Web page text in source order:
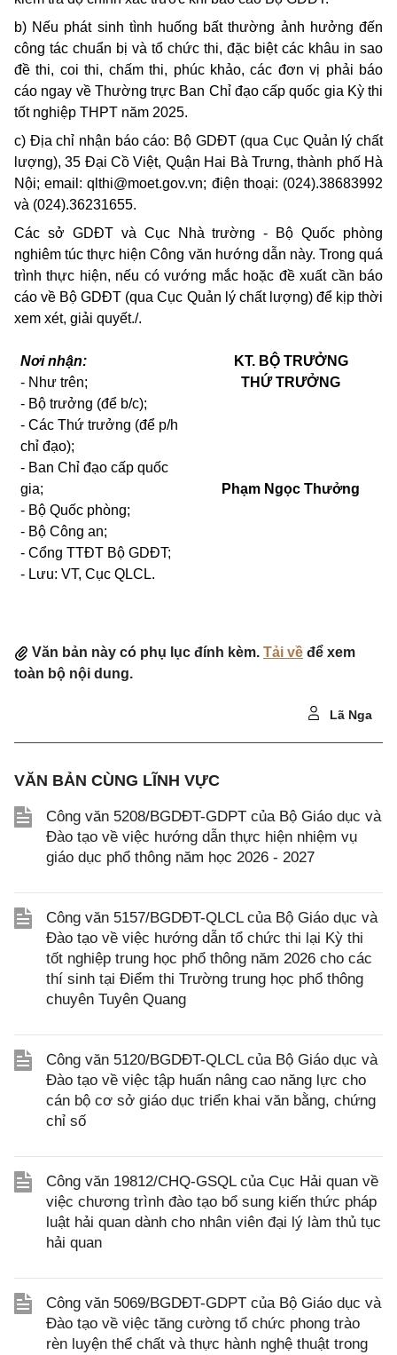
b) Nếu phát sinh tình huống bất thường ảnh hưởng đến
công tác chuẩn bị và tổ chức thi, đặc biệt các khâu in sao
đề thi, coi thi, chấm thi, phúc khảo, các đơn vị phải báo
cáo ngay về Thường trực Ban Chỉ đạo cấp quốc gia Kỳ thi
tốt nghiệp THPT năm 2025.
c) Địa chỉ nhận báo cáo: Bộ GDĐT (qua Cục Quản lý chất
lượng), 35 Đại Cồ Việt, Quận Hai Bà Trưng, thành phố Hà
Nội; email:qlthi@moet.gov.vn; điện thoại: (024).38683992
và (024).36231655.
Các sở GDĐT và Cục Nhà trường - Bộ Quốc phòng
nghiêm túc thực hiện Công văn hướng dẫn này. Trong quá
trình thực hiện, nếu có vướng mắc hoặc đề xuất cần báo
cáo về Bộ GDĐT (qua Cục Quản lý chất lượng) để kịp thời
xem xét, giải quyết./.
Nơi nhận:
- Như trên;
- Bộ trưởng (để b/c);
- Các Thứ trưởng (để p/h
chỉ đạo);
- Ban Chỉ đạo cấp quốc
gia;
- Bộ Quốc phòng;
- Bộ Công an;
- Cổng TTĐT Bộ GDĐT;
- Lưu: VT, Cục QLCL.
KT. BỘ TRƯỞNG
THỨ TRƯỞNG
Phạm Ngọc Thưởng
Văn bản này có phụ lục đính kèm. Tải về để xem
toàn bộ nội dung.
Lã Nga
VĂN BẢN CÙNG LĨNH VỰC
Công văn 5208/BGDĐT-GDPT của Bộ Giáo dục và
Đào tạo về việc hướng dẫn thực hiện nhiệm vụ
giáo dục phổ thông năm học 2026 - 2027
Công văn 5157/BGDĐT-QLCL của Bộ Giáo dục và
Đào tạo về việc hướng dẫn tổ chức thi lại Kỳ thi
tốt nghiệp trung học phổ thông năm 2026 cho các
thí sinh tại Điểm thi Trường trung học phổ thông
chuyên Tuyên Quang
Công văn 5120/BGDĐT-QLCL của Bộ Giáo dục và
Đào tạo về việc tập huấn nâng cao năng lực cho
cán bộ cơ sở giáo dục triển khai văn bằng, chứng
chỉ số
Công văn 19812/CHQ-GSQL của Cục Hải quan về
việc chương trình đào tạo bổ sung kiến thức pháp
luật hải quan dành cho nhân viên đại lý làm thủ tục
hải quan
Công văn 5069/BGDĐT-GDPT của Bộ Giáo dục và
Đào tạo về việc tăng cường tổ chức phong trào
rèn luyện thể chất và thực hành nghệ thuật trong